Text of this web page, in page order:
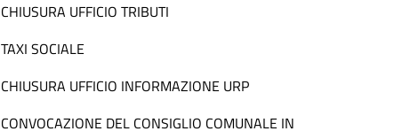
CHIUSURA UFFICIO TRIBUTI
TAXI SOCIALE
CHIUSURA UFFICIO INFORMAZIONE URP
CONVOCAZIONE DEL CONSIGLIO COMUNALE IN